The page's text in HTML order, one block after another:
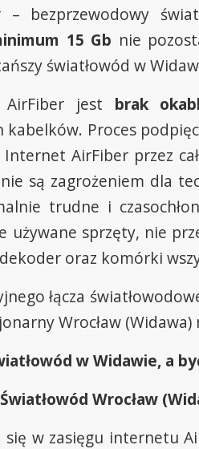
– bezprzewodowy
15 Gb nie
światłowód w
AirFiber jest brak
Proces
AirFiber przez
są zagrożeniem dla
trudne i
sprzęty, nie
oraz komórki
łącza
Wrocław
w Widawie, a
Światłowód Wrocław
w zasięgu internetu